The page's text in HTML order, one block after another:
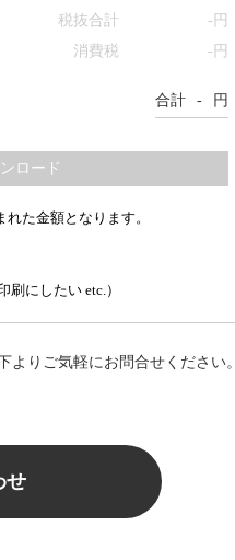
税抜合計 - 円
消費税
- 円
合計 - 円
た金額となります。
にしたい etc.）
りご気軽にお問合せください。
せ